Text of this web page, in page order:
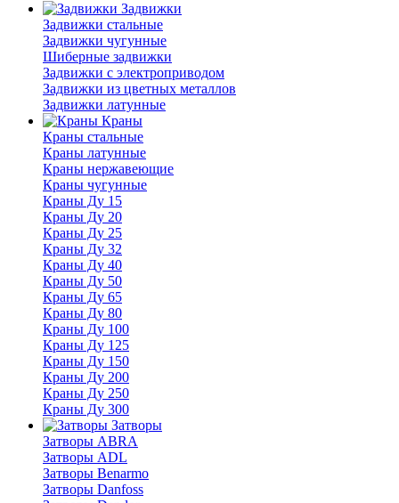
Задвижки
Задвижки стальные
Задвижки чугунные
Шиберные задвижки
Задвижки с электроприводом
Задвижки из цветных металлов
Задвижки латунные
Краны
Краны стальные
Краны латунные
Краны нержавеющие
Краны чугунные
Краны Ду 15
Краны Ду 20
Краны Ду 25
Краны Ду 32
Краны Ду 40
Краны Ду 50
Краны Ду 65
Краны Ду 80
Краны Ду 100
Краны Ду 125
Краны Ду 150
Краны Ду 200
Краны Ду 250
Краны Ду 300
Затворы
Затворы ABRA
Затворы ADL
Затворы Benarmo
Затворы Danfoss